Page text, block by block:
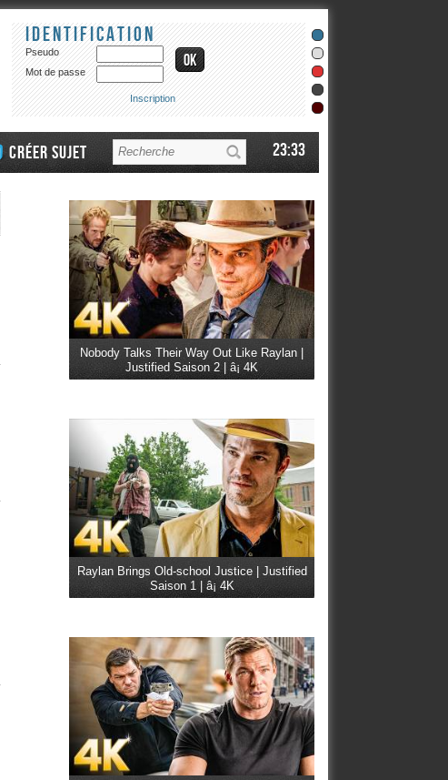
Identification
Pseudo
Mot de passe
Inscription
Créer sujet 23:33
Nobody Talks Their Way Out Like Raylan |
Justified Saison 2 | â¡ 4K
Raylan Brings Old-school Justice | Justified
Saison 1 | â¡ 4K